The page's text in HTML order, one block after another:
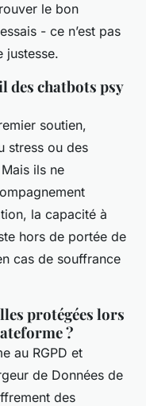
le bon
- ce n’est pas
justesse.
des chatbots psy
soutien,
stress ou des
ils ne
la capacité à
hors de portée de
cas de souffrance
protégées lors
?
au RGPD et
de Données de
des